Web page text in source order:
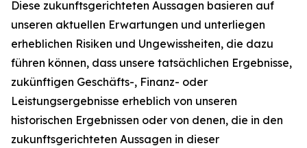
Diese zukunftsgerichteten Aussagen basieren auf
unseren aktuellen Erwartungen und unterliegen
erheblichen Risiken und Ungewissheiten, die dazu
führen können, dass unsere tatsächlichen Ergebnisse,
zukünftigen Geschäfts-, Finanz- oder
Leistungsergebnisse erheblich von unseren
historischen Ergebnissen oder von denen, die in den
zukunftsgerichteten Aussagen in dieser